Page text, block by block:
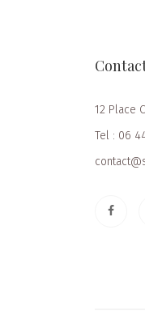
12 Place
Tel : 06